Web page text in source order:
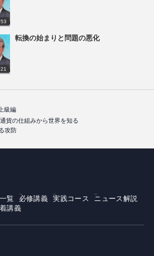
転換の始まりと問題の悪化
級編
貨の仕組みから世界を知る
攻防
覧 必修講義 実践コース
ニュース解説
講義